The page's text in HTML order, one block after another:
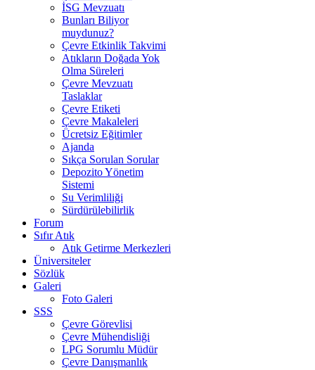
İSG Mevzuatı
Bunları Biliyor
muydunuz?
Çevre Etkinlik Takvimi
Atıkların Doğada Yok
Olma Süreleri
Çevre Mevzuatı
Taslaklar
Çevre Etiketi
Çevre Makaleleri
Ücretsiz Eğitimler
Ajanda
Sıkça Sorulan Sorular
Depozito Yönetim
Sistemi
Su Verimliliği
Sürdürülebilirlik
Forum
Sıfır Atık
Atık Getirme Merkezleri
Üniversiteler
Sözlük
Galeri
Foto Galeri
SSS
Çevre Görevlisi
Çevre Mühendisliği
LPG Sorumlu Müdür
Çevre Danışmanlık